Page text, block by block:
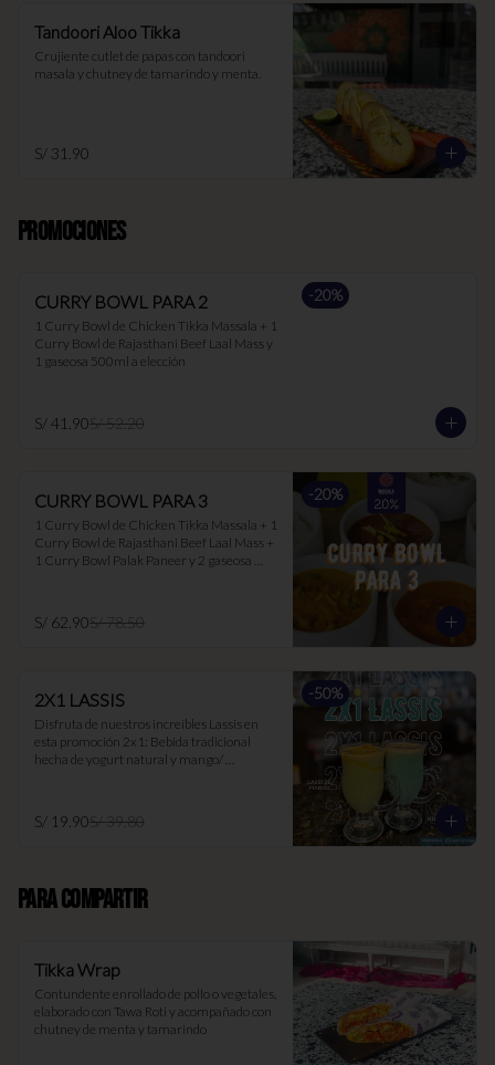
Tandoori Aloo Tikka
Crujiente cutlet de papas con tandoori
masala y chutney de tamarindo y menta.
S/ 31.90
PROMOCIONES
-20%
CURRY BOWL PARA 2
1 Curry Bowl de Chicken Tikka Massala + 1
Curry Bowl de Rajasthani Beef Laal Mass y
1 gaseosa 500ml a elección
S/ 41.90S/ 52.20
-20%
CURRY BOWL PARA 3
1 Curry Bowl de Chicken Tikka Massala + 1
Curry Bowl de Rajasthani Beef Laal Mass +
1 Curry Bowl Palak Paneer y 2 gaseosa
S/ 62.90S/ 78.50
-50%
2X1 LASSIS
Disfruta de nuestros increíbles Lassis en
esta promoción 2x1: Bebida tradicional
hecha de yogurt natural y mango/
picante y es muy buen digestivo.
S/ 19.90S/ 39.80
PARA COMPARTIR
Tikka Wrap
Contundente enrollado de pollo o vegetales,
elaborado con Tawa Roti y acompañado con
chutney de menta y tamarindo